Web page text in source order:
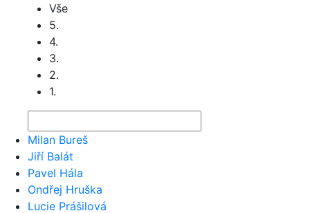
Vše
5.
4.
3.
2.
1.
Milan Bureš
Jiří Balát
Pavel Hála
Ondřej Hruška
Lucie Prášilová